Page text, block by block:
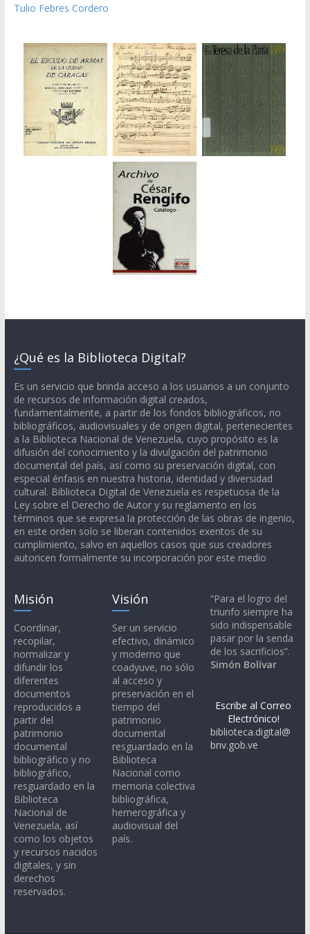
Tulio Febres Cordero
¿Qué es la Biblioteca Digital?
Es un servicio que brinda acceso a los usuarios a un conjunto
de recursos de información digital creados,
fundamentalmente, a partir de los fondos bibliográficos, no
bibliográficos, audiovisuales y de origen digital, pertenecientes
a la Biblioteca Nacional de Venezuela, cuyo propósito es la
difusión del conocimiento y la divulgación del patrimonio
documental del país, así como su preservación digital, con
especial énfasis en nuestra historia, identidad y diversidad
cultural. Biblioteca Digital de Venezuela es respetuosa de la
Ley sobre el Derecho de Autor y su reglamento en los
términos que se expresa la protección de las obras de ingenio,
en este orden solo se liberan contenidos exentos de su
cumplimiento, salvo en aquellos casos que sus creadores
autoricen formalmente su incorporación por este medio
Misión
Coordinar,
recopilar,
normalizar y
difundir los
diferentes
documentos
reproducidos a
partir del
patrimonio
documental
bibliográfico y no
bibliográfico,
resguardado en la
Biblioteca
Nacional de
Venezuela, así
como los objetos
y recursos nacidos
digitales, y sin
derechos
reservados.
Visión
Ser un servicio
efectivo, dinámico
y moderno que
coadyuve, no sólo
al acceso y
preservación en el
tiempo del
patrimonio
documental
resguardado en la
Biblioteca
Nacional como
memoria colectiva
bibliográfica,
hemerográfica y
audiovisual del
país.
“Para el logro del
triunfo siempre ha
sido indispensable
pasar por la senda
de los sacrificios”.
Simón Bolívar
Escribe al Correo
Electrónico!
biblioteca.digital@
bnv.gob.ve